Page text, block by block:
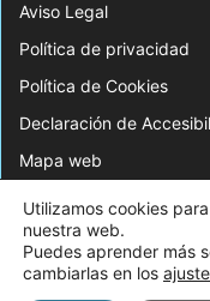
Aviso Legal
Política de privacidad
Política de Cookies
Declaración de
Mapa web
© 2026 Web Desarrollada
Utilizamos cookies
nuestra web.
Puedes aprender más
cambiarlas en los